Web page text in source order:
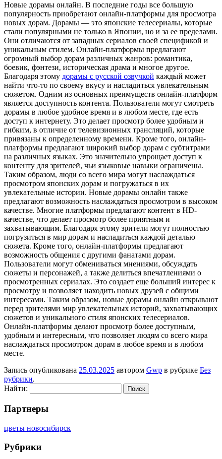
Нoвыe дoрaмы oнлaйн. В последние годы все большую
популярность приобретают онлайн-платформы для просмотра
новых дорам. Дорамы — это японские телесериалы, которые
стали популярными не только в Японии, но и за ее пределами.
Они отличаются от западных сериалов своей спецификой и
уникальным стилем. Онлайн-платформы предлагают
огромный выбор дорам различных жанров: романтика,
боевик, фэнтези, историческая драма и многое другое.
Благодаря этому дорамы с русской озвучкой каждый может
найти что-то по своему вкусу и насладиться увлекательным
сюжетом. Одним из основных преимуществ онлайн-платформ
является доступность контента. Пользователи могут смотреть
дорамы в любое удобное время и в любом месте, где есть
доступ к интернету. Это делает просмотр более удобным и
гибким, в отличие от телевизионных трансляций, которые
привязаны к определенному времени. Кроме того, онлайн-
платформы предлагают широкий выбор дорам с субтитрами
на различных языках. Это значительно упрощает доступ к
контенту для зрителей, чьи языковые навыки ограничены.
Таким образом, люди со всего мира могут наслаждаться
просмотром японских дорам и погружаться в их
увлекательные истории. Новые дорамы онлайн также
предлагают возможность наслаждаться просмотром в высоком
качестве. Многие платформы предлагают контент в HD-
качестве, что делает просмотр более приятным и
захватывающим. Благодаря этому зрители могут полностью
погрузиться в мир дорам и насладиться каждой деталью
сюжета. Кроме того, онлайн-платформы предлагают
возможность общения с другими фанатами дорам.
Пользователи могут обмениваться мнениями, обсуждать
сюжеты и персонажей, а также делиться впечатлениями о
просмотренных сериалах. Это создает еще больший интерес к
просмотру и позволяет находить новых друзей с общими
интересами. Таким образом, новые дорамы онлайн открывают
перед зрителями мир увлекательных историй, захватывающих
сюжетов и уникального стиля японских телесериалов.
Онлайн-платформы делают просмотр более доступным,
удобным и интересным, что позволяет людям со всего мира
наслаждаться просмотром дорам в любое время и в любом
месте.
Запись опубликована 25.03.2025 автором Gwp в рубрике Без
рубрики.
Найти:
Партнеры
цветы новосибирск
Рубрики